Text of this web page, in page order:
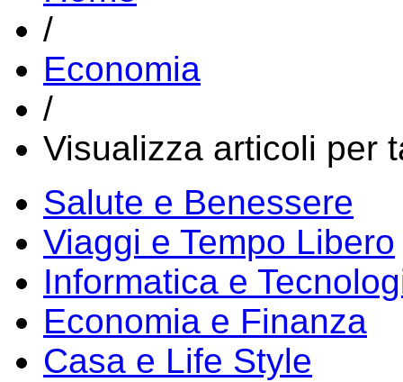
/
Economia
/
Visualizza articoli per
Salute e Benessere
Viaggi e Tempo Libero
Informatica e
Economia e Finanza
Casa e Life Style